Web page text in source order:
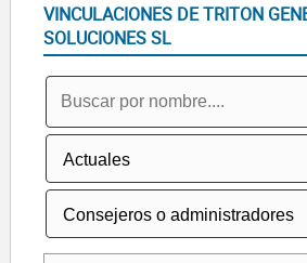
VINCULACIONES DE TRITON
SOLUCIONES SL